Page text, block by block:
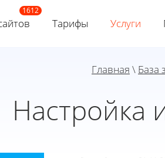
Тарифы Услуги
Главная \ База
Настройка